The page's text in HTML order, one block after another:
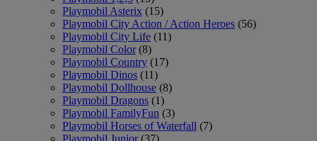
Playmobil Asterix (15)
Playmobil City Action / Action Heroes (56)
Playmobil City Life (11)
Playmobil Color (8)
Playmobil Country (17)
Playmobil Dinos (11)
Playmobil Dollhouse (8)
Playmobil Dragons (1)
Playmobil FamilyFun (3)
Playmobil Horses of Waterfall (7)
Playmobil Junior (37)